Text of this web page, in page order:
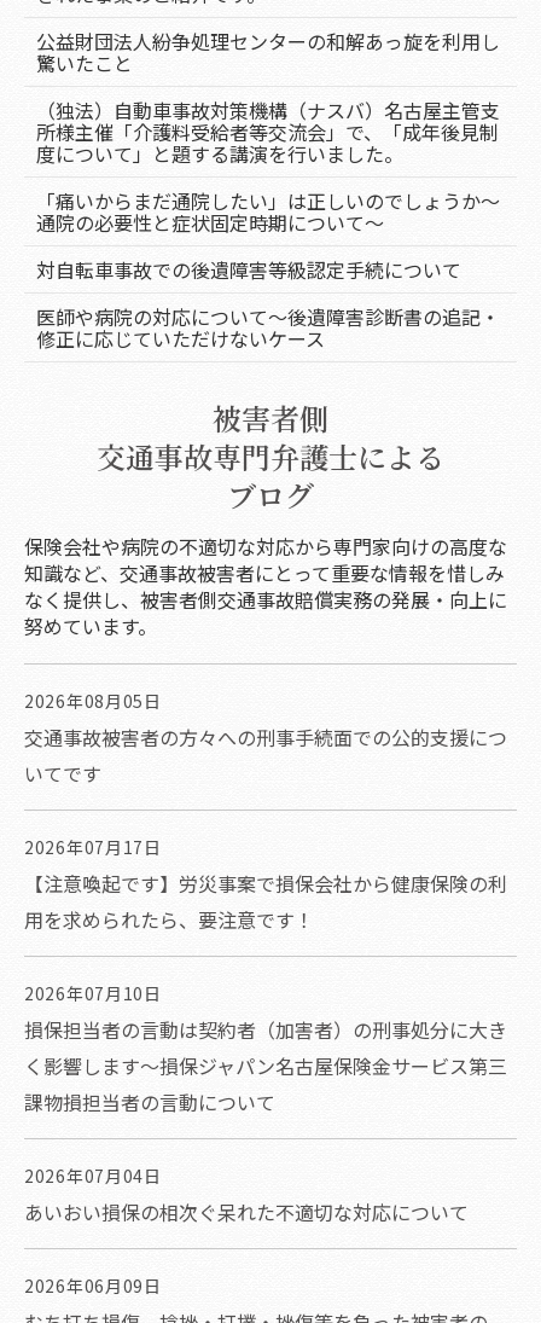
公益財団法人紛争処理センターの和解あっ旋を利用し
驚いたこと
（独法）自動車事故対策機構（ナスバ）名古屋主管支
所様主催「介護料受給者等交流会」で、「成年後見制
度について」と題する講演を行いました。
「痛いからまだ通院したい」は正しいのでしょうか～
通院の必要性と症状固定時期について～
対自転車事故での後遺障害等級認定手続について
医師や病院の対応について～後遺障害診断書の追記・
修正に応じていただけないケース
被害者側
交通事故専門弁護士による
ブログ
保険会社や病院の不適切な対応から専門家向けの高度な
知識など、交通事故被害者にとって重要な情報を惜しみ
なく提供し、被害者側交通事故賠償実務の発展・向上に
努めています。
2026年08月05日
交通事故被害者の方々への刑事手続面での公的支援につ
いてです
2026年07月17日
【注意喚起です】労災事案で損保会社から健康保険の利
用を求められたら、要注意です！
2026年07月10日
損保担当者の言動は契約者（加害者）の刑事処分に大き
く影響します～損保ジャパン名古屋保険金サービス第三
課物損担当者の言動について
2026年07月04日
あいおい損保の相次ぐ呆れた不適切な対応について
2026年06月09日